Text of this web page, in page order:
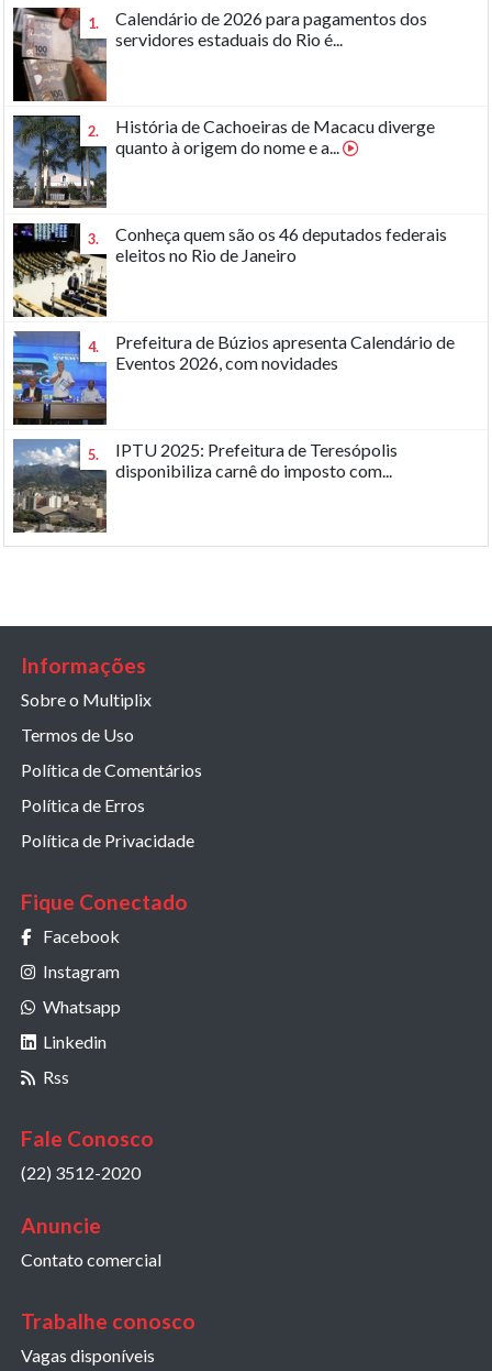
1.
Calendário de 2026 para pagamentos dos
servidores estaduais do Rio é...
2.
História de Cachoeiras de Macacu diverge
quanto à origem do nome e a...
3.
Conheça quem são os 46 deputados federais
eleitos no Rio de Janeiro
4.
Prefeitura de Búzios apresenta Calendário de
Eventos 2026, com novidades
5.
IPTU 2025: Prefeitura de Teresópolis
disponibiliza carnê do imposto com...
Informações
Sobre o Multiplix
Termos de Uso
Política de Comentários
Política de Erros
Política de Privacidade
Fique Conectado
Facebook
Instagram
Whatsapp
Linkedin
Rss
Fale Conosco
(22) 3512-2020
Anuncie
Contato comercial
Trabalhe conosco
Vagas disponíveis